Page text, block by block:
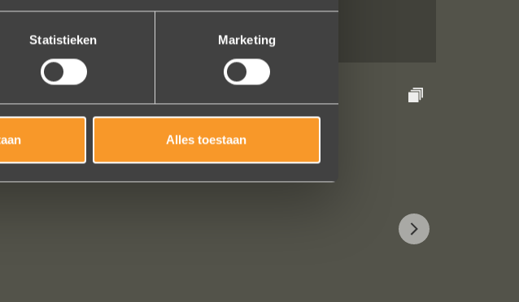
Statistieken Marketing
Alles toestaan